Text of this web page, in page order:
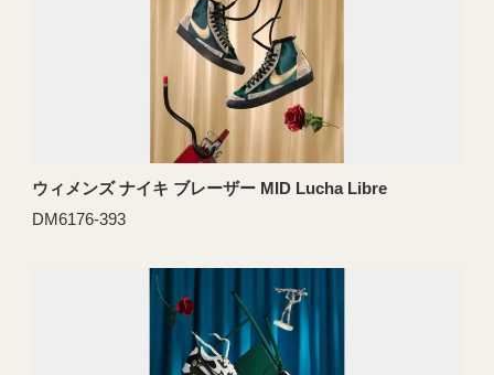
ウィメンズ ナイキ ブレーザー MID Lucha Libre
DM6176-393